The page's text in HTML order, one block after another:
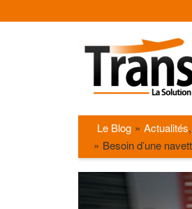
Le Blog Actualités,
Besoin d’une